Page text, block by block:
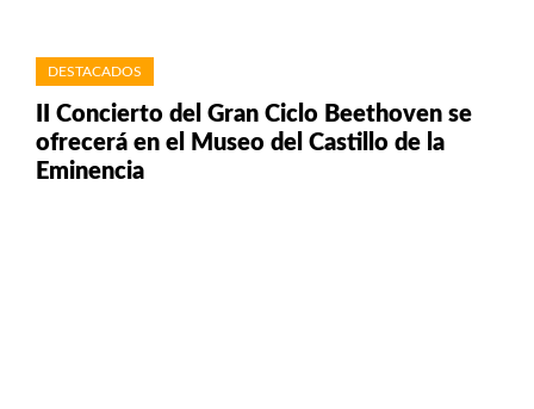
DESTACADOS
II Concierto del Gran Ciclo Beethoven se
ofrecerá en el Museo del Castillo de la
Eminencia